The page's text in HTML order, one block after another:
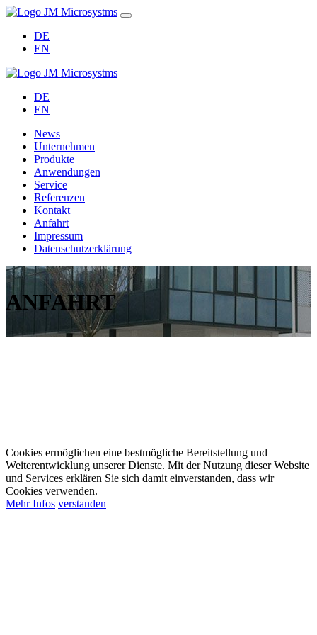
DE
EN
DE
EN
News
Unternehmen
Produkte
Anwendungen
Service
Referenzen
Kontakt
Anfahrt
Impressum
Datenschutzerklärung
ANFAHRT
Cookies ermöglichen eine bestmögliche Bereitstellung und
Weiterentwicklung unserer Dienste. Mit der Nutzung dieser Website
und Services erklären Sie sich damit einverstanden, dass wir
Cookies verwenden.
Mehr Infos verstanden